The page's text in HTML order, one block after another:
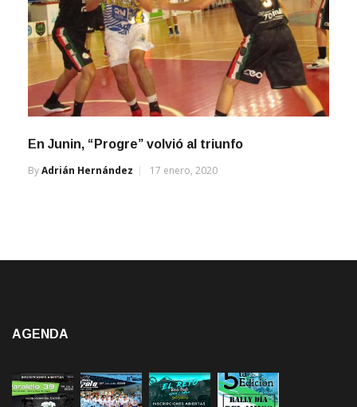
En Junin, “Progre” volvió al triunfo
ByAdrián Hernández 17 enero, 2020
AGENDA